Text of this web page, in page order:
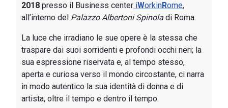
2018 presso il Business center iWorkinRome,
all’interno del Palazzo Albertoni Spinola di Roma.
La luce che irradiano le sue opere è la stessa che
traspare dai suoi sorridenti e profondi occhi neri; la
sua espressione riservata e, al tempo stesso,
aperta e curiosa verso il mondo circostante, ci narra
in modo autentico la sua identità di donna e di
artista, oltre il tempo e dentro il tempo.